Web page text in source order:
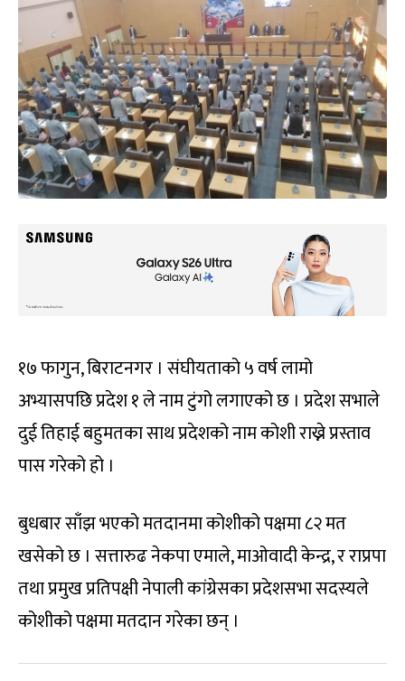
१७ फागुन, बिराटनगर । संघीयताको ५ वर्ष लामो
अभ्यासपछि प्रदेश १ ले नाम टुंगो लगाएको छ । प्रदेश सभाले
दुई तिहाई बहुमतका साथ प्रदेशको नाम कोशी राख्ने प्रस्ताव
पास गरेको हो ।
बुधबार साँझ भएको मतदानमा कोशीको पक्षमा ८२ मत
खसेको छ । सत्तारुढ नेकपा एमाले, माओवादी केन्द्र, र राप्रपा
तथा प्रमुख प्रतिपक्षी नेपाली कांग्रेसका प्रदेशसभा सदस्यले
कोशीको पक्षमा मतदान गरेका छन् ।